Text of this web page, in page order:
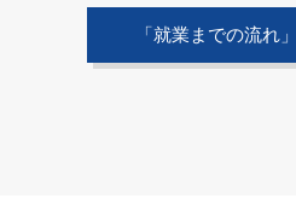
「就業までの流れ